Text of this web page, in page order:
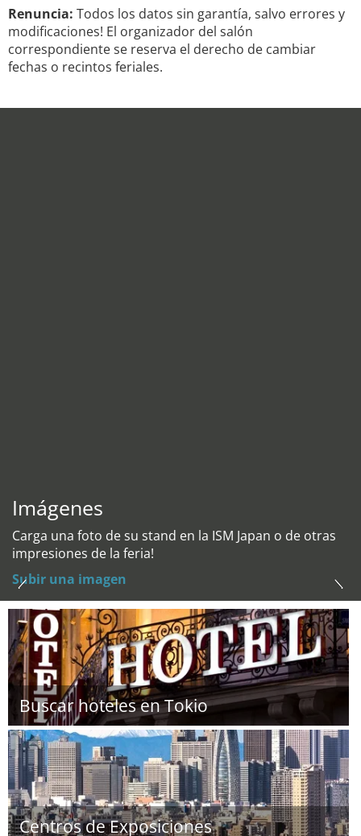
Renuncia: Todos los datos sin garantía, salvo errores y
modificaciones! El organizador del salón
correspondiente se reserva el derecho de cambiar
fechas o recintos feriales.
Imágenes
Carga una foto de su stand en la ISM Japan o de otras
impresiones de la feria!
Subir una imagen
Buscar hoteles en Tokio
Centros de Exposiciones